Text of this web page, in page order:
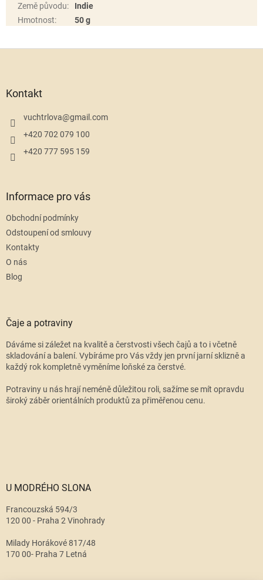
Země původu:
Indie
Hmotnost: 50 g
Kontakt
vuchtrlova@gmail.com
+420 702 079 100
+420 777 595 159
Informace pro vás
Obchodní podmínky
Odstoupení od smlouvy
Kontakty
O nás
Blog
Čaje a potraviny
Dáváme si záležet na kvalitě a čerstvosti všech čajů a to i včetně
skladování a balení. Vybíráme pro Vás vždy jen první jarní sklizně a
každý rok kompletně vyměníme loňské za čerstvé.
Potraviny u nás hrají neméně důležitou roli, sažíme se mít opravdu
široký záběr orientálních produktů za přiměřenou cenu.
U MODRÉHO SLONA
Francouzská 594/3
120 00 - Praha 2 Vinohrady
Milady Horákové 817/48
170 00- Praha 7 Letná